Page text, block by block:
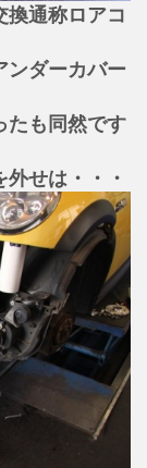
換通称ロアコ
ンダーカバー
たも同然です
せは・・・